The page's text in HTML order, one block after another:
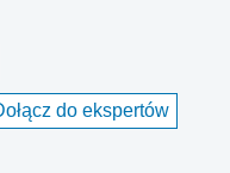
do ekspertów